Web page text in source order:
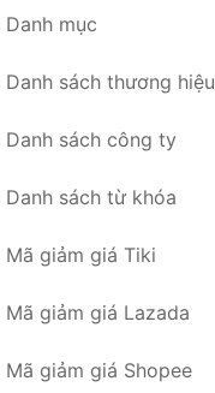
Danh mục
Danh sách thương hiệu
Danh sách công ty
Danh sách từ khóa
Mã giảm giá Tiki
Mã giảm giá Lazada
Mã giảm giá Shopee